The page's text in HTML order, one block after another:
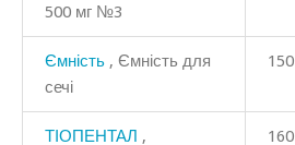
500 мг №3
Ємність , Ємність для
сечі
150
ТІОПЕНТАЛ ,
160